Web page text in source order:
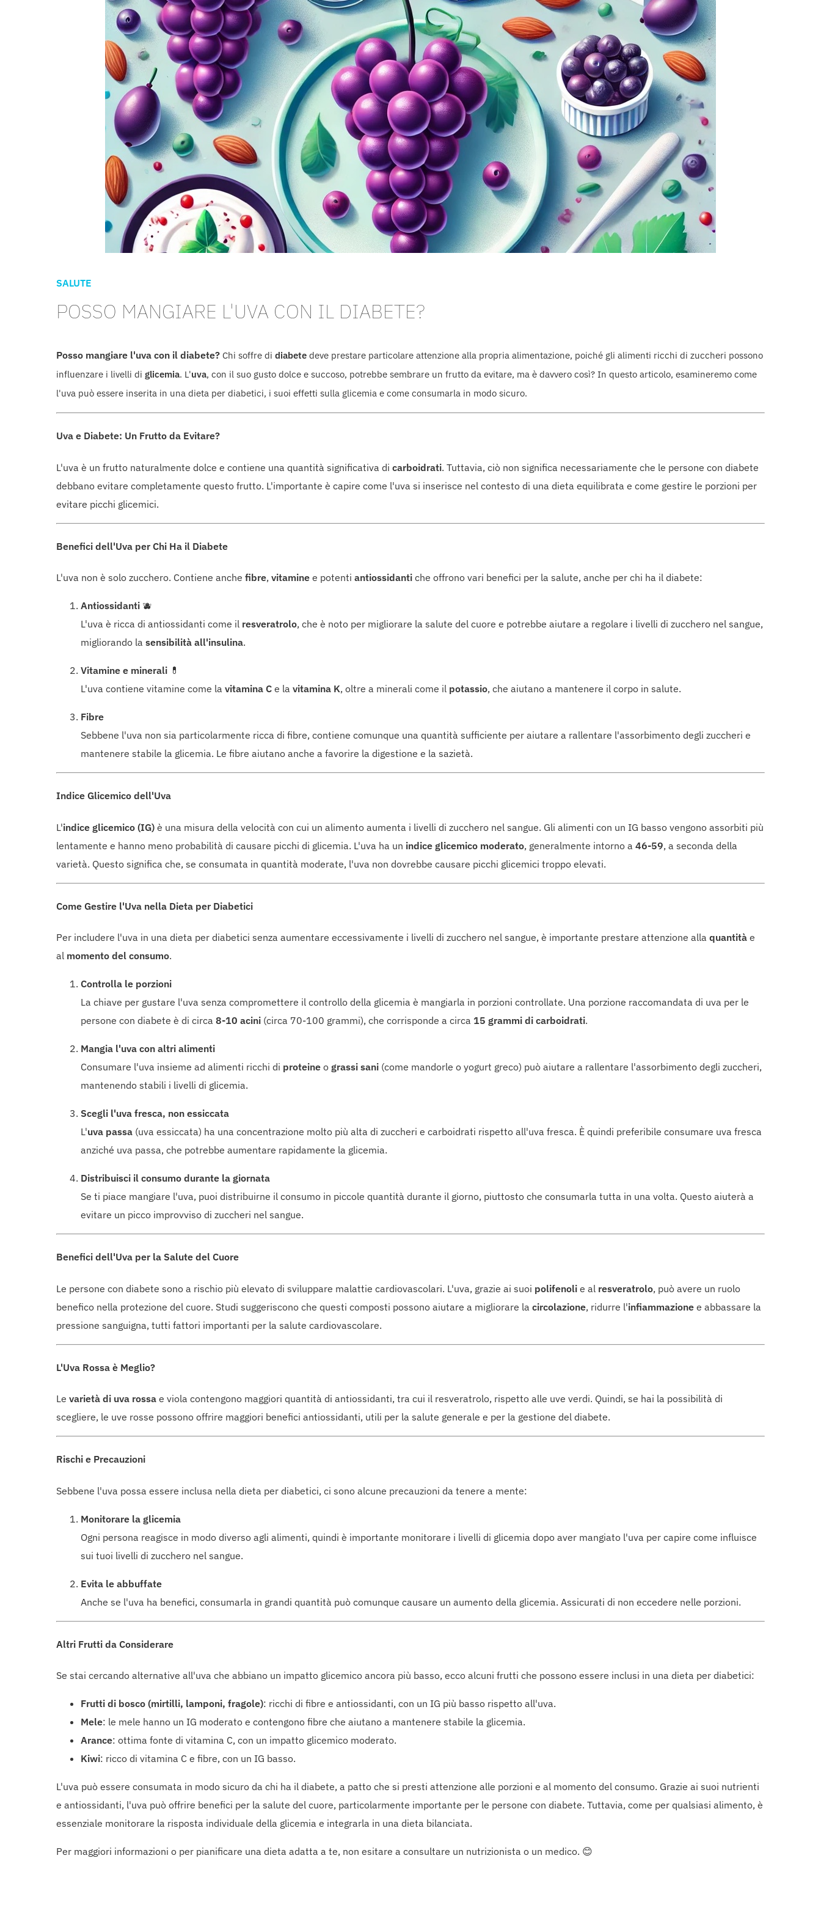
SALUTE
POSSO MANGIARE L'UVA CON IL DIABETE?
Posso mangiare l'uva con il diabete? Chi soffre di diabete deve prestare particolare attenzione alla propria alimentazione, poiché gli alimenti ricchi di zuccheri possono
influenzare i livelli di glicemia. L'uva, con il suo gusto dolce e succoso, potrebbe sembrare un frutto da evitare, ma è davvero così? In questo articolo, esamineremo come
l'uva può essere inserita in una dieta per diabetici, i suoi effetti sulla glicemia e come consumarla in modo sicuro.
Uva e Diabete: Un Frutto da Evitare?
L'uva è un frutto naturalmente dolce e contiene una quantità significativa di carboidrati. Tuttavia, ciò non significa necessariamente che le persone con diabete
debbano evitare completamente questo frutto. L'importante è capire come l'uva si inserisce nel contesto di una dieta equilibrata e come gestire le porzioni per
evitare picchi glicemici.
Benefici dell'Uva per Chi Ha il Diabete
L'uva non è solo zucchero. Contiene anche fibre, vitamine e potenti antiossidanti che offrono vari benefici per la salute, anche per chi ha il diabete:
Antiossidanti 🫐
L'uva è ricca di antiossidanti come il resveratrolo, che è noto per migliorare la salute del cuore e potrebbe aiutare a regolare i livelli di zucchero nel sangue,
migliorando la sensibilità all'insulina.
Vitamine e minerali 💊
L'uva contiene vitamine come la vitamina C e la vitamina K, oltre a minerali come il potassio, che aiutano a mantenere il corpo in salute.
Fibre
Sebbene l'uva non sia particolarmente ricca di fibre, contiene comunque una quantità sufficiente per aiutare a rallentare l'assorbimento degli zuccheri e
mantenere stabile la glicemia. Le fibre aiutano anche a favorire la digestione e la sazietà.
Indice Glicemico dell'Uva
L'indice glicemico (IG) è una misura della velocità con cui un alimento aumenta i livelli di zucchero nel sangue. Gli alimenti con un IG basso vengono assorbiti più
lentamente e hanno meno probabilità di causare picchi di glicemia. L'uva ha un indice glicemico moderato, generalmente intorno a 46-59, a seconda della
varietà. Questo significa che, se consumata in quantità moderate, l'uva non dovrebbe causare picchi glicemici troppo elevati.
Come Gestire l'Uva nella Dieta per Diabetici
Per includere l'uva in una dieta per diabetici senza aumentare eccessivamente i livelli di zucchero nel sangue, è importante prestare attenzione alla quantità e
al momento del consumo.
Controlla le porzioni
La chiave per gustare l'uva senza compromettere il controllo della glicemia è mangiarla in porzioni controllate. Una porzione raccomandata di uva per le
persone con diabete è di circa 8-10 acini (circa 70-100 grammi), che corrisponde a circa 15 grammi di carboidrati.
Mangia l'uva con altri alimenti
Consumare l'uva insieme ad alimenti ricchi di proteine o grassi sani (come mandorle o yogurt greco) può aiutare a rallentare l'assorbimento degli zuccheri,
mantenendo stabili i livelli di glicemia.
Scegli l'uva fresca, non essiccata
L'uva passa (uva essiccata) ha una concentrazione molto più alta di zuccheri e carboidrati rispetto all'uva fresca. È quindi preferibile consumare uva fresca
anziché uva passa, che potrebbe aumentare rapidamente la glicemia.
Distribuisci il consumo durante la giornata
Se ti piace mangiare l'uva, puoi distribuirne il consumo in piccole quantità durante il giorno, piuttosto che consumarla tutta in una volta. Questo aiuterà a
evitare un picco improvviso di zuccheri nel sangue.
Benefici dell'Uva per la Salute del Cuore
Le persone con diabete sono a rischio più elevato di sviluppare malattie cardiovascolari. L'uva, grazie ai suoi polifenoli e al resveratrolo, può avere un ruolo
benefico nella protezione del cuore. Studi suggeriscono che questi composti possono aiutare a migliorare la circolazione, ridurre l'infiammazione e abbassare la
pressione sanguigna, tutti fattori importanti per la salute cardiovascolare.
L'Uva Rossa è Meglio?
Le varietà di uva rossa e viola contengono maggiori quantità di antiossidanti, tra cui il resveratrolo, rispetto alle uve verdi. Quindi, se hai la possibilità di
scegliere, le uve rosse possono offrire maggiori benefici antiossidanti, utili per la salute generale e per la gestione del diabete.
Rischi e Precauzioni
Sebbene l'uva possa essere inclusa nella dieta per diabetici, ci sono alcune precauzioni da tenere a mente:
Monitorare la glicemia
Ogni persona reagisce in modo diverso agli alimenti, quindi è importante monitorare i livelli di glicemia dopo aver mangiato l'uva per capire come influisce
sui tuoi livelli di zucchero nel sangue.
Evita le abbuffate
Anche se l'uva ha benefici, consumarla in grandi quantità può comunque causare un aumento della glicemia. Assicurati di non eccedere nelle porzioni.
Altri Frutti da Considerare
Se stai cercando alternative all'uva che abbiano un impatto glicemico ancora più basso, ecco alcuni frutti che possono essere inclusi in una dieta per diabetici:
Frutti di bosco (mirtilli, lamponi, fragole): ricchi di fibre e antiossidanti, con un IG più basso rispetto all'uva.
Mele: le mele hanno un IG moderato e contengono fibre che aiutano a mantenere stabile la glicemia.
Arance: ottima fonte di vitamina C, con un impatto glicemico moderato.
Kiwi: ricco di vitamina C e fibre, con un IG basso.
L'uva può essere consumata in modo sicuro da chi ha il diabete, a patto che si presti attenzione alle porzioni e al momento del consumo. Grazie ai suoi nutrienti
e antiossidanti, l'uva può offrire benefici per la salute del cuore, particolarmente importante per le persone con diabete. Tuttavia, come per qualsiasi alimento, è
essenziale monitorare la risposta individuale della glicemia e integrarla in una dieta bilanciata.
Per maggiori informazioni o per pianificare una dieta adatta a te, non esitare a consultare un nutrizionista o un medico. 😊